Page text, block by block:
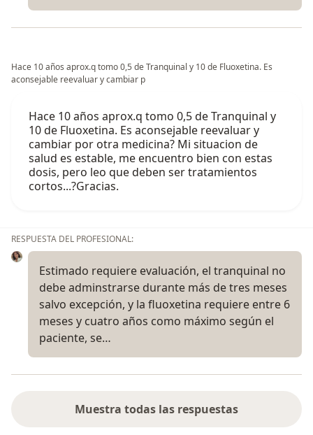
Hace 10 años aprox.q tomo 0,5 de Tranquinal y 10 de Fluoxetina. Es
aconsejable reevaluar y cambiar p
Hace 10 años aprox.q tomo 0,5 de Tranquinal y
10 de Fluoxetina. Es aconsejable reevaluar y
cambiar por otra medicina? Mi situacion de
salud es estable, me encuentro bien con estas
dosis, pero leo que deben ser tratamientos
cortos...?Gracias.
RESPUESTA DEL PROFESIONAL:
Estimado requiere evaluación, el tranquinal no
debe adminstrarse durante más de tres meses
salvo excepción, y la fluoxetina requiere entre 6
meses y cuatro años como máximo según el
paciente, se…
Muestra todas las respuestas